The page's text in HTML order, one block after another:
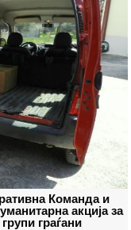
Команда и
акција за
граѓани